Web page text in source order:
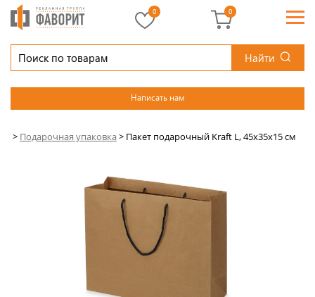
Найти
Написать нам
0 0
> Подарочная упаковка> Пакет подарочный Kraft L, 45x35x15 см